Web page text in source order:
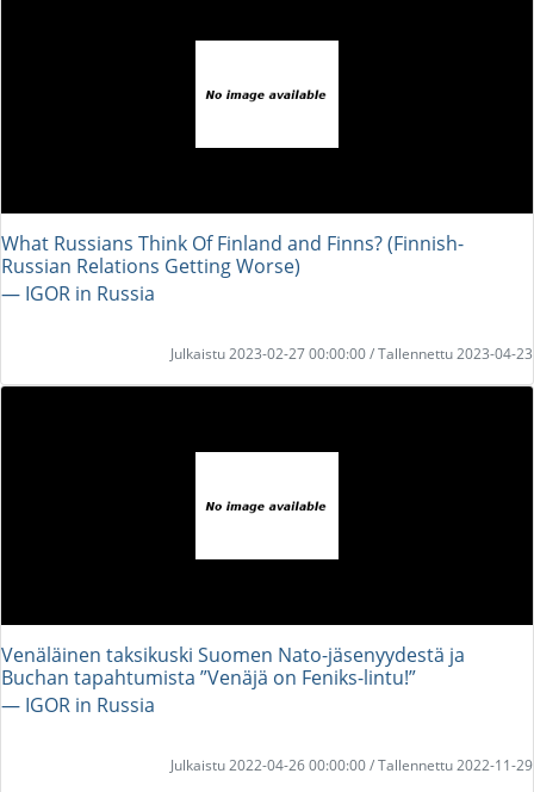
What Russians Think Of Finland and Finns? (Finnish-
Russian Relations Getting Worse)
― IGOR in Russia
Julkaistu 2023-02-27 00:00:00 / Tallennettu 2023-04-23
Venäläinen taksikuski Suomen Nato-jäsenyydestä ja
Buchan tapahtumista ”Venäjä on Feniks-lintu!”
― IGOR in Russia
Julkaistu 2022-04-26 00:00:00 / Tallennettu 2022-11-29